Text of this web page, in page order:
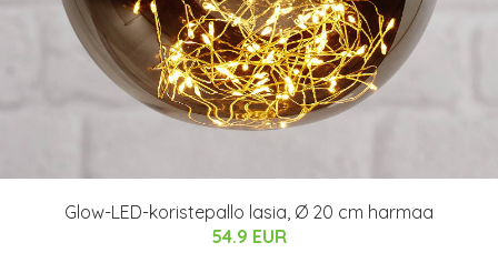
Glow-LED-koristepallo lasia, Ø 20 cm harmaa
54.9 EUR